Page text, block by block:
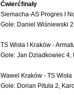
Ćwierćfinały
Siemacha-AS Progres I
Gole: Daniel Wiśniewski
TS Wisła I Kraków -
Gole: Jan Dziadkowiec 4,
Wawel Kraków - TS
Gole: Dorian Pituła 2,